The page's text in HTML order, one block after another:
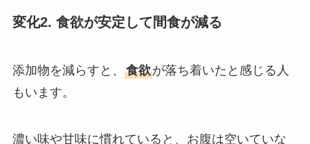
変化2. 食欲が安定して間食が減る
添加物を減らすと、 食欲が落ち着いたと感じる人
もいます。
濃い味や甘味に慣れていると、お腹は空いていな